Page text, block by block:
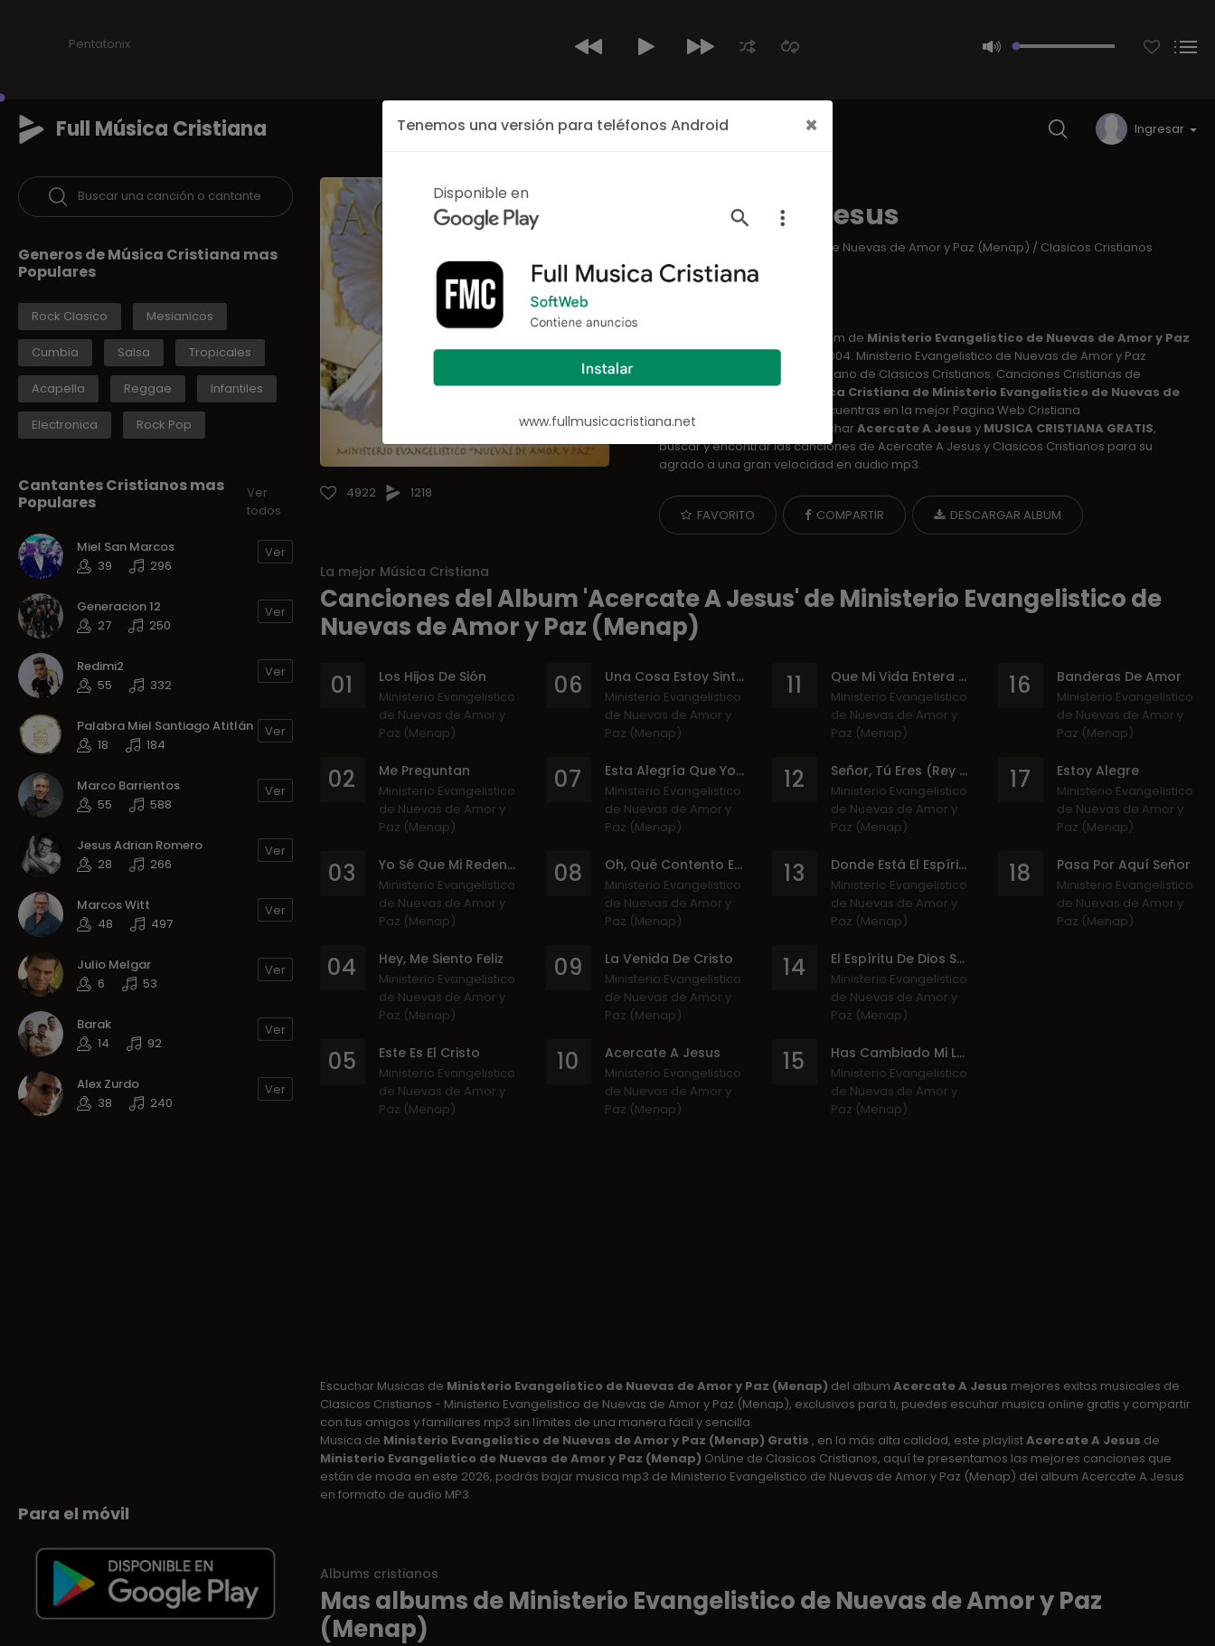
Pentatonix
Full Música Cristiana Inicio Últimos Cantantes Cantantes Ingresar
4922 1218
Acercate A Jesus
Ministerio Evangelistico de Nuevas de Amor y Paz (Menap) / Clasicos Cristianos
18 canciones
es el album de Ministerio Evangelistico de Nuevas de Amor y Paz
(Menap)publicado el año 2004. Ministerio Evangelistico de Nuevas de Amor y Paz
(Menap) es un cantante Cristiano de Clasicos Cristianos. Canciones Cristianas de
Clasicos Cristianos y Musica Cristiana de Ministerio Evangelistico de Nuevas de
las encuentras en la mejor Pagina Web Cristiana
FullMusicaCristiana.net, escucharAcercate A Jesus y MUSICA CRISTIANA GRATIS,
buscar y encontrar las canciones de Acercate A Jesus y Clasicos Cristianos para su
agrado a una gran velocidad en audio mp3.
FAVORITO COMPARTIR DESCARGAR ALBUM
La mejor Música Cristiana
Canciones del Album 'Acercate A Jesus' de Ministerio Evangelistico de
Nuevas de Amor y Paz (Menap)
01 Los Hijos De Sión
Ministerio Evangelistico
de Nuevas de Amor y
Paz (Menap)
02 Me Preguntan
Ministerio Evangelistico
de Nuevas de Amor y
Paz (Menap)
03 Yo Sé Que Mi Redentor
Ministerio Evangelistico
de Nuevas de Amor y
Paz (Menap)
04 Hey, Me Siento Feliz
Ministerio Evangelistico
de Nuevas de Amor y
Paz (Menap)
05 Este Es El Cristo
Ministerio Evangelistico
de Nuevas de Amor y
Paz (Menap)
06 Una Cosa Estoy Sintiendo
Ministerio Evangelistico
de Nuevas de Amor y
Paz (Menap)
07 Esta Alegría Que Yo Siento
Ministerio Evangelistico
de Nuevas de Amor y
Paz (Menap)
08 Oh, Qué Contento Estoy
Ministerio Evangelistico
de Nuevas de Amor y
Paz (Menap)
09 La Venida De Cristo
Ministerio Evangelistico
de Nuevas de Amor y
Paz (Menap)
10 Acercate A Jesus
Ministerio Evangelistico
de Nuevas de Amor y
Paz (Menap)
11 Que Mi Vida Entera Esté - Traigo A Ti Mi Vida
Ministerio Evangelistico
de Nuevas de Amor y
Paz (Menap)
12 Señor, Tú Eres (Rey De Reyes)
Ministerio Evangelistico
de Nuevas de Amor y
Paz (Menap)
13 Donde Está El Espíritu De Dios
Ministerio Evangelistico
de Nuevas de Amor y
Paz (Menap)
14 El Espíritu De Dios Se Mueve
Ministerio Evangelistico
de Nuevas de Amor y
Paz (Menap)
15 Has Cambiado Mi Lamento
Ministerio Evangelistico
de Nuevas de Amor y
Paz (Menap)
16 Banderas De Amor
Ministerio Evangelistico
de Nuevas de Amor y
Paz (Menap)
17 Estoy Alegre
Ministerio Evangelistico
de Nuevas de Amor y
Paz (Menap)
18 Pasa Por Aquí Señor
Ministerio Evangelistico
de Nuevas de Amor y
Paz (Menap)
Escuchar Musicas de Ministerio Evangelistico de Nuevas de Amor y Paz (Menap) del album Acercate A Jesus mejores exitos musicales de
Clasicos Cristianos - Ministerio Evangelistico de Nuevas de Amor y Paz (Menap), exclusivos para ti, puedes escuhar musica online gratis y compartir
con tus amigos y familiares mp3 sin límites de una manera fácil y sencilla.
Musica de Ministerio Evangelistico de Nuevas de Amor y Paz (Menap) Gratis , en la más alta calidad, este playlistAcercate A Jesus de
Ministerio Evangelistico de Nuevas de Amor y Paz (Menap) OnLine de Clasicos Cristianos, aquí te presentamos las mejores canciones que
están de moda en este 2026, podrás bajar musica mp3 de Ministerio Evangelistico de Nuevas de Amor y Paz (Menap) del album Acercate A Jesus
en formato de audio MP3.
Albums cristianos
Mas albums de Ministerio Evangelistico de Nuevas de Amor y Paz
(Menap)
Buscar una canción o cantante
Generos de Música Cristiana mas
Populares
Rock Clasico Mesianicos
Cumbia Salsa Tropicales
Acapella Reggae Infantiles
Electronica Rock Pop
Cantantes Cristianos mas
Populares
Ver
todos
Miel San Marcos
39
296
Ver
Generacion 12
27
250
Ver
Redimi2
55
332
Ver
Palabra Miel Santiago Atitlán
18
184
Ver
Marco Barrientos
55
588
Ver
Jesus Adrian Romero
28
266
Ver
Marcos Witt
48
497
Ver
Julio Melgar
6
53
Ver
Barak
14
92
Ver
Alex Zurdo
38
240
Ver
Para el móvil
Tenemos una versión para teléfonos Android ×
Disponible en
www.fullmusicacristiana.net